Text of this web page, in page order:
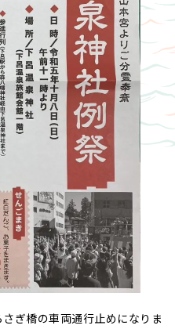
ぎ橋の車両通行止めになりま